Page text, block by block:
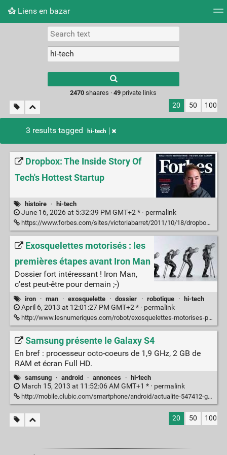
Liens en bazar
Picture wall
2470 shaares ·49 private links
20 50 100
3 results tagged hi-tech
Dropbox: The Inside Story Of
Tech's Hottest Startup
histoire · hi-tech
June 16, 2026 at 5:32:39 PM GMT+2 * · permalink
https://www.forbes.com/sites/victoriabarret/2011/10/18/dropbox-the-inside-story-of-techs-hottest-startup/?sh=2a3171ac6437
Exosquelettes motorisés : les
premières étapes avant Iron Man
Dossier fort intéressant ! Iron Man,
c'est peut-être pour demain ;-)
iron · man · exosquelette · dossier · robotique · hi-tech
April 6, 2013 at 12:01:27 PM GMT+2 * · permalink
http://www.lesnumeriques.com/robot/exosquelettes-motorises-premieres-etapes-avant-iron-man-a1663.html
Samsung présente le Galaxy S4
En bref : processeur octo-coeurs de 1,9 GHz, 2 GB de
RAM et écran Full HD.
samsung · android · annonces · hi-tech
March 15, 2013 at 11:52:06 AM GMT+1 * · permalink
http://mobile.clubic.com/smartphone/android/actualite-547412-galaxy-s4-suivez-lancement-partir-minuit.html
20 50 100